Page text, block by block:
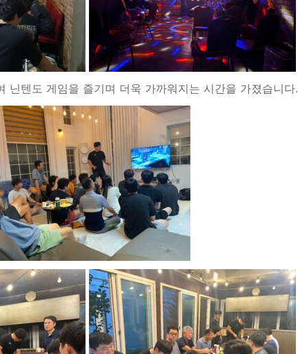
닌텐도 게임을 즐기며 더욱 가까워지는 시간을 가졌습니다.